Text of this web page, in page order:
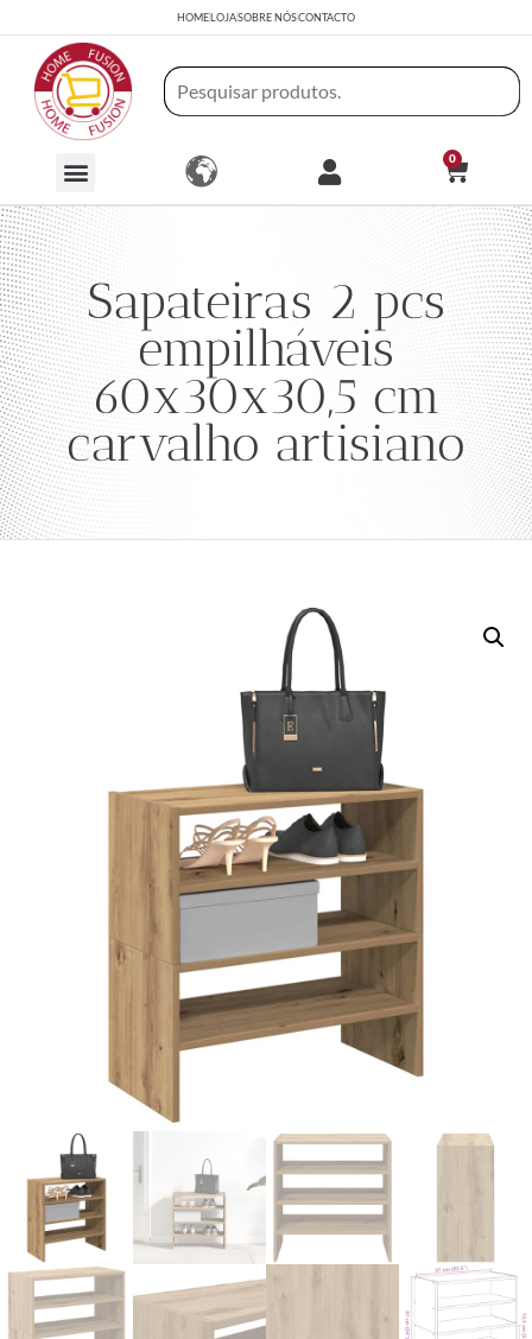
HOMELOJASOBRE NÓSCONTACTO
0
Sapateiras 2 pcs
empilháveis
60x30x30,5 cm
carvalho artisiano